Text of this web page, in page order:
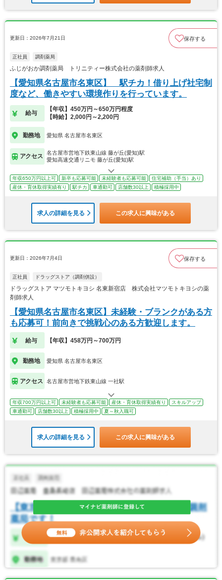
更新日：2026年7月21日 保存する
正社員 調剤薬局
ふじがおか調剤薬局 トリニティー株式会社の薬剤師求人
【愛知県名古屋市名東区】 駅チカ！借り上げ社宅制
度など、働きやすい環境作りを行っています。
給与
【年収】450万円～650万円程度
【時給】2,000円～2,200円
勤務地 愛知県 名古屋市名東区
アクセス
名古屋市営地下鉄東山線 藤が丘(愛知)駅
愛知高速交通リニモ 藤が丘(愛知)駅
年収650万円以上可 新卒も応募可能 未経験者も応募可能
住宅補助（手当）あり
産休・育休取得実績有り
駅チカ 車通勤可 店舗数30以上 積極採用中
求人の詳細を見る この求人に興味がある
更新日：2026年7月4日 保存する
正社員 ドラッグストア（調剤併設）
ドラッグストア マツモトキヨシ 名東新宿店 株式会社マツモトキヨシの薬
剤師求人
【愛知県名古屋市名東区】未経験・ブランクがある方
も応募可！前向きで挑戦心のある方歓迎します。
給与 【年収】458万円～700万円
勤務地 愛知県 名古屋市名東区
アクセス 名古屋市営地下鉄東山線 一社駅
年収700万円以上可 未経験者も応募可能 産休・育休取得実績有り
スキルアップ
車通勤可
店舗数30以上 積極採用中 夏～秋入職可
求人の詳細を見る この求人に興味がある